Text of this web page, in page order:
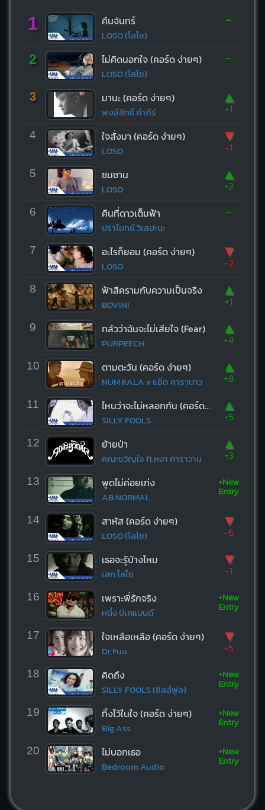
1 คืนจันทร์
LOSO (โลโซ)
-
2 ไม่คิดนอกใจ (คอร์ด ง่ายๆ)
LOSO (โลโซ)
-
3 มานะ (คอร์ด ง่ายๆ)
พงษ์สิทธิ์ คำภีร์
▲
+1
4 ใจสั่งมา (คอร์ด ง่ายๆ)
LOSO
▼
-1
5 ซมซาน
LOSO
▲
+2
6 คืนที่ดาวเต็มฟ้า
ปราโมทย์ วิเลปะนะ
-
7 อะไรก็ยอม (คอร์ด ง่ายๆ)
LOSO
▼
-2
8 ฟ้าสีครามกับความเป็นจริง
BOVINI
▲
+1
9 กลัวว่าฉันจะไม่เสียใจ (Fear)
PURPEECH
▲
+4
10 ตามตะวัน (คอร์ด ง่ายๆ)
NUM KALA x แอ๊ด คาราบาว
▲
+8
11 ไหนว่าจะไม่หลอกกัน (คอร์ด ง่ายๆ)
SILLY FOOLS
▲
+5
12 ย้ายป่า
คณะขวัญใจ ft.หงา คาราวาน
▲
+3
13 พูดไม่ค่อยเก่ง
AB NORMAL
+New
Entry
14 สาหัส (คอร์ด ง่ายๆ)
LOSO (โลโซ)
▼
-6
15 เธอจะรู้บ้างไหม
เสก โลโซ
▼
-1
16 เพราะพี่รักจริง
หนึ่ง บีเคแบนด์
+New
Entry
17 ใจเหลือเหลือ (คอร์ด ง่ายๆ)
Dr.Fuu
▼
-5
18 คิดถึง
SILLY FOOLS (ซิลลี่ฟูล)
+New
Entry
19 ทิ้งไว้ในใจ (คอร์ด ง่ายๆ)
Big Ass
+New
Entry
20 ไม่บอกเธอ
Bedroom Audio
+New
Entry